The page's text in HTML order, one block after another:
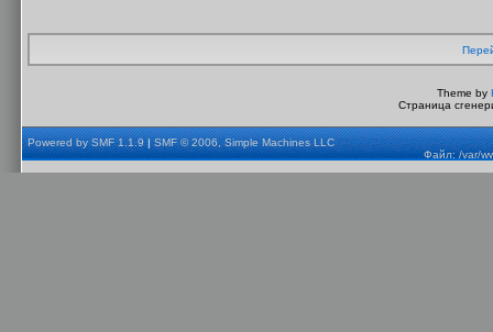
Theme by
Страница
Powered by SMF 1.1.9|SMF © 2006, Simple Machines LLC
Файл: /var/